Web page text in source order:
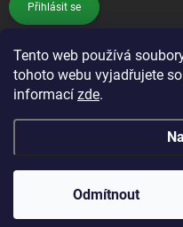
Tento web používá
tohoto webu vyjadřujete
informací zde.
Odmítnout
Přihlásit se
Copyright 2026